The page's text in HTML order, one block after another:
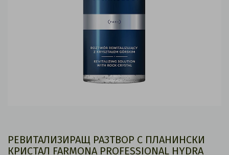
РЕВИТАЛИЗИРАЩ РАЗТВОР С ПЛАНИНСКИ
КРИСТАЛ FARMONA PROFESSIONAL HYDRA